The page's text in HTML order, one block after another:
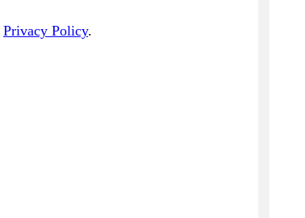
Privacy Policy.